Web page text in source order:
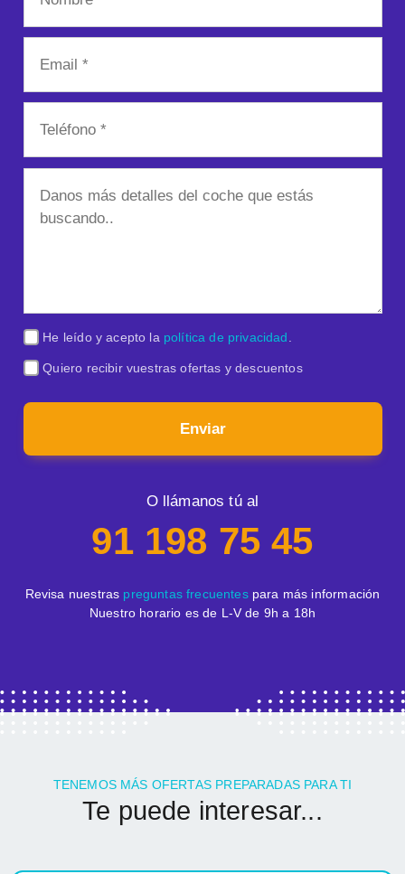
He leído y acepto la política de privacidad
Quiero recibir vuestras ofertas y descuentos
Enviar
O llámanos tú al
91 198 75 45
Revisa nuestras preguntas frecuentespara más información
Nuestro horario es de L-V de 9h a 18h
TENEMOS MÁS OFERTAS PREPARADAS PARA TI
Te puede interesar...